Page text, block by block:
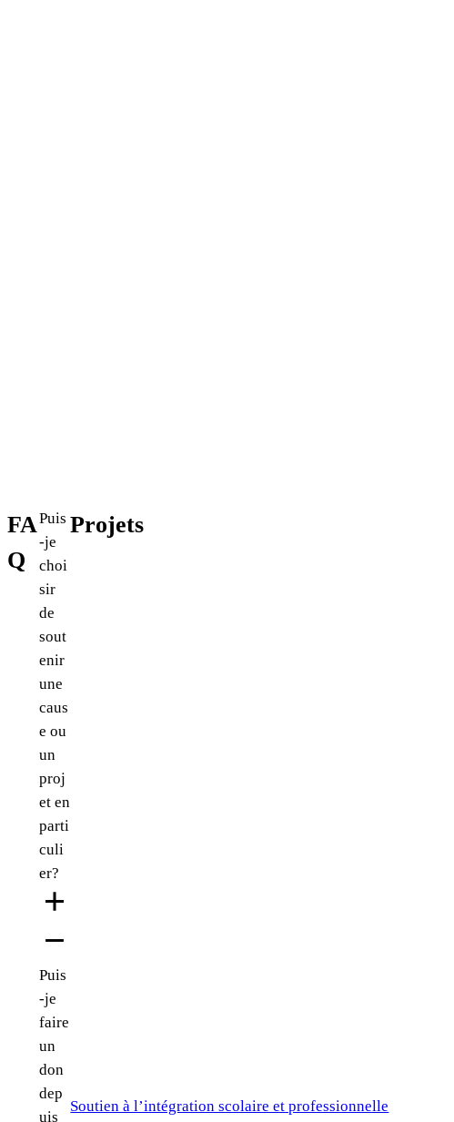
FA
Q
Puis
-je
choi
sir
de
sout
enir
une
caus
e ou
un
proj
et en
parti
culi
er?
Puis
-je
faire
un
don
dep
uis
Projets
Soutien à l’intégration scolaire et professionnelle